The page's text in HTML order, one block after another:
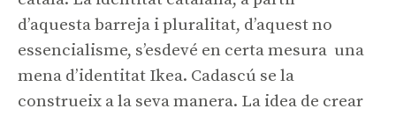
d’aquesta barreja i pluralitat, d’aquest no
essencialisme, s’esdevé en certa mesura una
mena d’identitat Ikea. Cadascú se la
construeix a la seva manera. La idea de crear